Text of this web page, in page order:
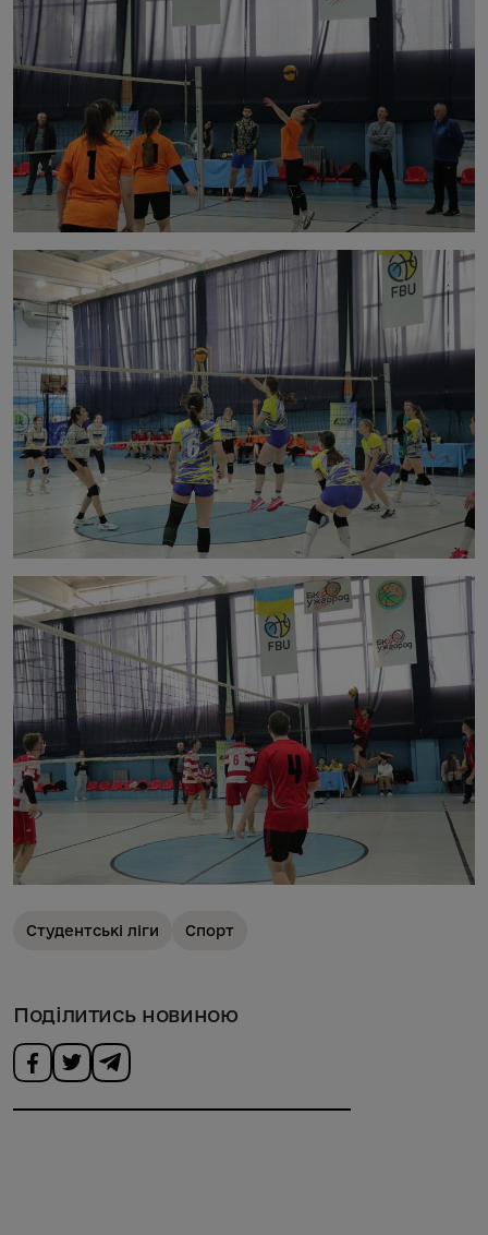
Студентські ліги Спорт
Поділитись новиною